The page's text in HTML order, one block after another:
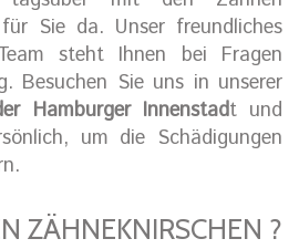
Sie da. Unser freundliches
steht Ihnen bei Fragen
Besuchen Sie uns in unserer
Hamburger Innenstadt und
um die Schädigungen
ZÄHNEKNIRSCHEN ?